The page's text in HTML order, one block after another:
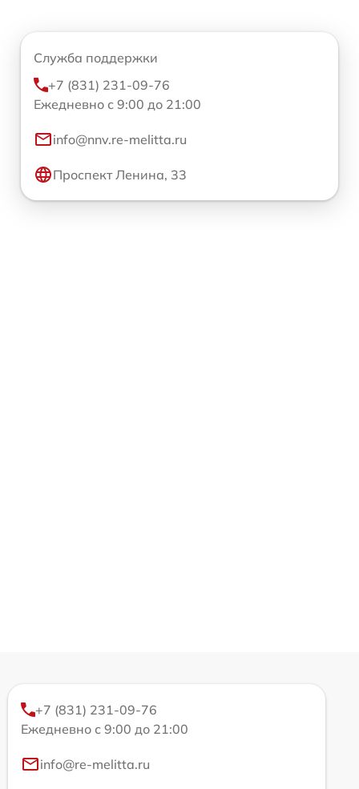
Служба поддержки
+7 (831) 231-09-76
Ежедневно с 9:00 до 21:00
info@nnv.re-melitta.ru
Проспект Ленина, 33
+7 (831) 231-09-76
Ежедневно с 9:00 до 21:00
info@re-melitta.ru